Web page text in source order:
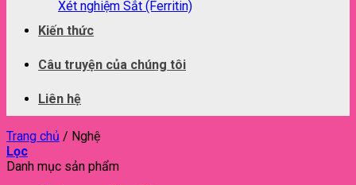
Xét nghiệm Sắt (Ferritin)
Kiến thức
Câu truyện của chúng tôi
Liên hệ
Trang chủ / Nghệ
Lọc
Danh mục sản phẩm